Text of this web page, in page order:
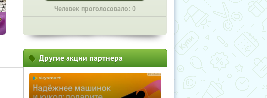
Человек проголосовало: 0
Другие акции партнера